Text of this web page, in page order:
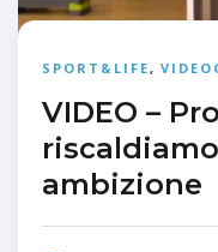
SPORT&LIFE,
VIDEO –
ambizione